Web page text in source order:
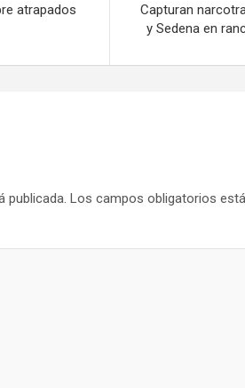
atrapados
Capturan
y Sedena en
publicada. Los campos obligatorios